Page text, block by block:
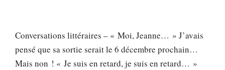
Conversations littéraires – « Moi, Jeanne… » J’avais
pensé que sa sortie serait le 6 décembre prochain…
Mais non ! « Je suis en retard, je suis en retard… »